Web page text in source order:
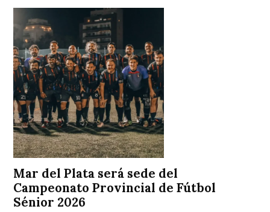
Mar del Plata será sede del
Campeonato Provincial de Fútbol
Sénior 2026